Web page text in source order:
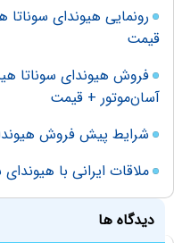
رونمایی هیوندای
قیمت
فروش هیوندای سوناتا
آسان‌موتور + قیمت
شرایط پیش فروش هیوندای سوناتا
ملاقات ایرانی با هیوندای
دیدگاه ها